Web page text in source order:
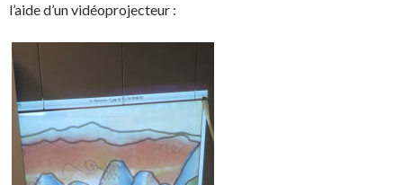
l’aide d’un vidéoprojecteur :